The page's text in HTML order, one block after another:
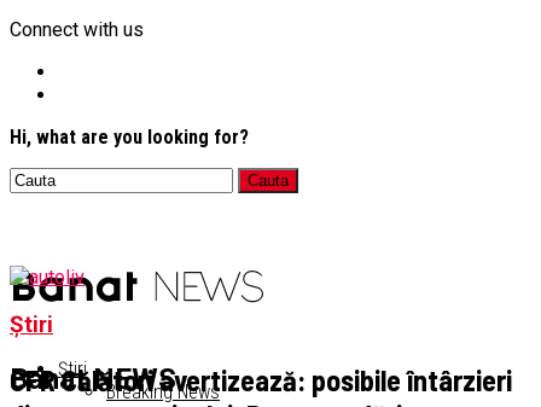
Connect with us
Hi, what are you looking for?
Banat NEWS
Știri
Breaking News
Știri
CFR Călători avertizează: posibile întârzieri